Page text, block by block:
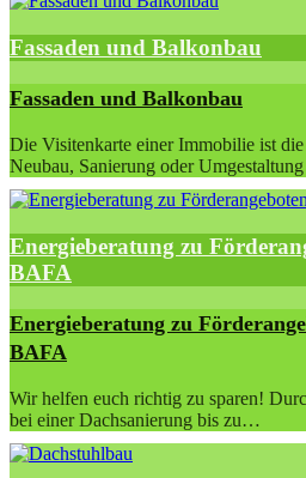
Fassaden und Balkonbau
Fassaden und Balkonbau
Die Visitenkarte einer Immobilie ist die
Neubau, Sanierung oder
Energieberatung zu
BAFA
Energieberatung zu
BAFA
Wir helfen euch richtig zu sparen!
bei einer Dachsanierung bis zu…